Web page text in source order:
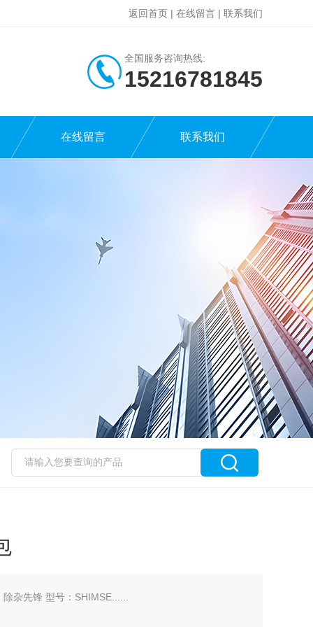
返回首页 | 在线留言 | 联系我们
全国服务咨询热线:
15216781845
在线留言 联系我们
杂先锋 型号：SHIMSE......